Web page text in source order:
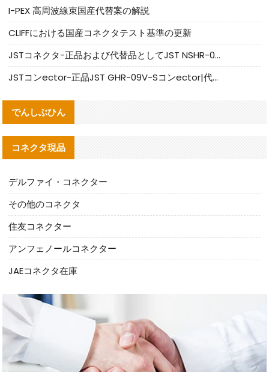
I-PEX 高周波線束国産代替案の解説
CLIFFにおける国産コネクタテスト基準の更新
JSTコネクタ-正品および代替品としてJST NSHR-02V-Sコネクタを提供します
JSTコンector-正品JST GHR-09V-Sコンector|代替品提供
でんしぶひん
コネクタ現品
デルファイ・コネクター
その他のコネクタ
住友コネクター
アンフェノールコネクター
JAEコネクタ在庫